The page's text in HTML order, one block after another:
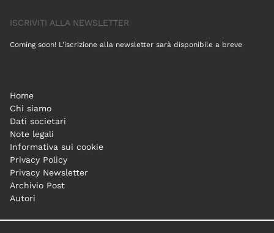
ISCRIVITI ALLA NEWSLETTER
Coming soon! L'iscrizione alla newsletter sarà disponibile a breve
Home
Chi siamo
Dati societari
Note legali
Informativa sui cookie
Privacy Policy
Privacy Newsletter
Archivio Post
Autori